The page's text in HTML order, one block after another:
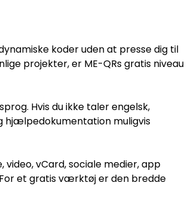
koder uden at presse dig til
projekter, er ME-QRs gratis niveau
Hvis du ikke taler engelsk,
muligvis
vCard, sociale medier, app
et gratis værktøj er den bredde